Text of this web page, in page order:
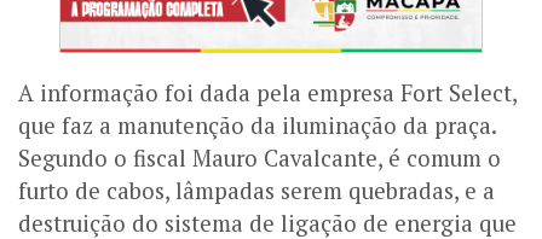
A informação foi dada pela empresa Fort Select,
que faz a manutenção da iluminação da praça.
Segundo o fiscal Mauro Cavalcante, é comum o
furto de cabos, lâmpadas serem quebradas, e a
destruição do sistema de ligação de energia que